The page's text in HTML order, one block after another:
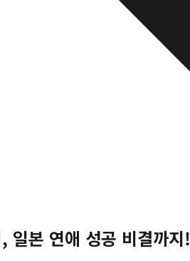
일본 연애 성공 비결까지!